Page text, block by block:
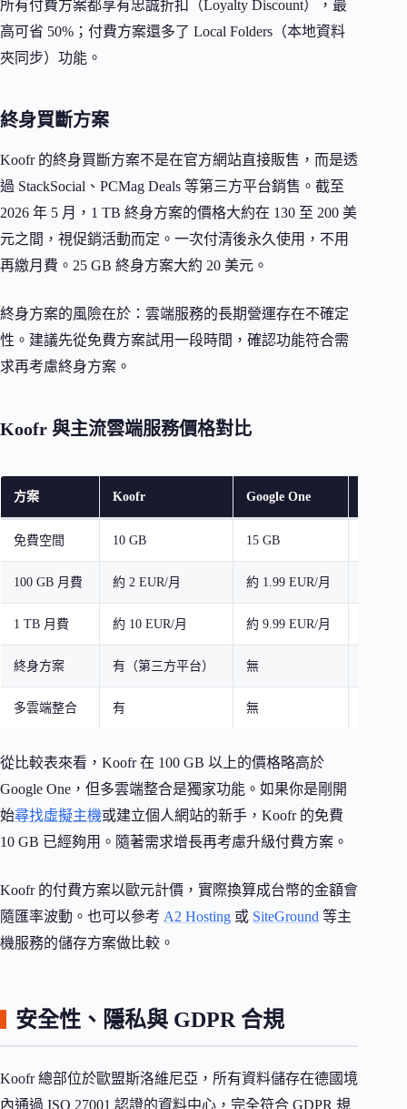
所有付費方案都享有忠誠折扣（Loyalty Discount），最
高可省 50%；付費方案還多了 Local Folders（本地資料
夾同步）功能。
終身買斷方案
Koofr 的終身買斷方案不是在官方網站直接販售，而是透
過 StackSocial、PCMag Deals 等第三方平台銷售。截至
2026 年 5 月，1 TB 終身方案的價格大約在 130 至 200 美
元之間，視促銷活動而定。一次付清後永久使用，不用
再繳月費。25 GB 終身方案大約 20 美元。
終身方案的風險在於：雲端服務的長期營運存在不確定
性。建議先從免費方案試用一段時間，確認功能符合需
求再考慮終身方案。
Koofr 與主流雲端服務價格對比
方案 Koofr Google One
免費空間 10 GB 15 GB
100 GB 月費 約 2 EUR/月 約 1.99 EUR/月
1 TB 月費 約 10 EUR/月 約 9.99 EUR/月
終身方案 有（第三方平台） 無
多雲端整合 有 無
從比較表來看，Koofr 在 100 GB 以上的價格略高於
Google One，但多雲端整合是獨家功能。如果你是剛開
始尋找虛擬主機或建立個人網站的新手，Koofr 的免費
10 GB 已經夠用。隨著需求增長再考慮升級付費方案。
Koofr 的付費方案以歐元計價，實際換算成台幣的金額會
隨匯率波動。也可以參考 A2 Hosting 或 SiteGround 等主
機服務的儲存方案做比較。
安全性、隱私與 GDPR 合規
Koofr 總部位於歐盟斯洛維尼亞，所有資料儲存在德國境
內通過 ISO 27001 認證的資料中心，完全符合 GDPR 規